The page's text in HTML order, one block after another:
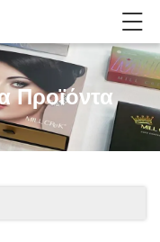
Προϊόντα